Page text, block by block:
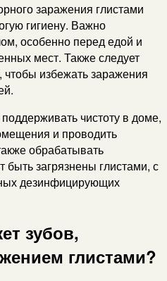
заражения глистами
гигиену. Важно
особенно перед едой и
мест. Также следует
чтобы избежать заражения
чистоту в доме,
и проводить
обрабатывать
быть загрязнены глистами, с
дезинфицирующих
зубов,
глистами?